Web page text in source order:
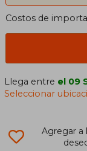
Costos de
Llega entre el 09
Seleccionar
Agregar a